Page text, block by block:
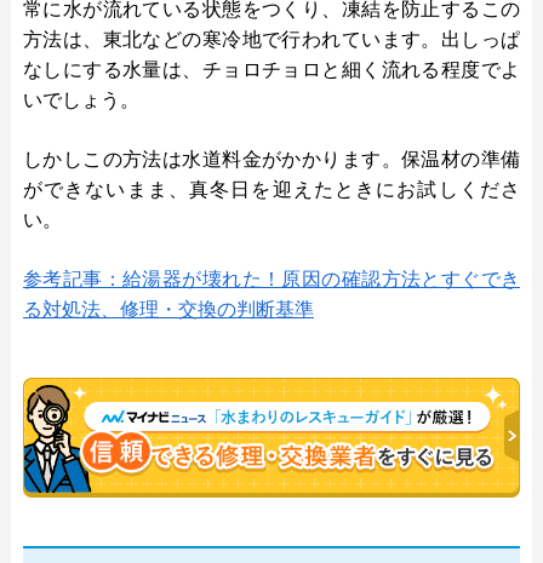
常に水が流れている状態をつくり、凍結を防止するこの
方法は、東北などの寒冷地で行われています。出しっぱ
なしにする水量は、チョロチョロと細く流れる程度でよ
いでしょう。
しかしこの方法は水道料金がかかります。保温材の準備
ができないまま、真冬日を迎えたときにお試しくださ
い。
参考記事：給湯器が壊れた！原因の確認方法とすぐでき
る対処法、修理・交換の判断基準